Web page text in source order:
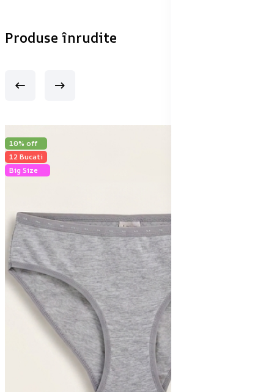
Produse înrudite
10% off
12 Bucati
Big Size